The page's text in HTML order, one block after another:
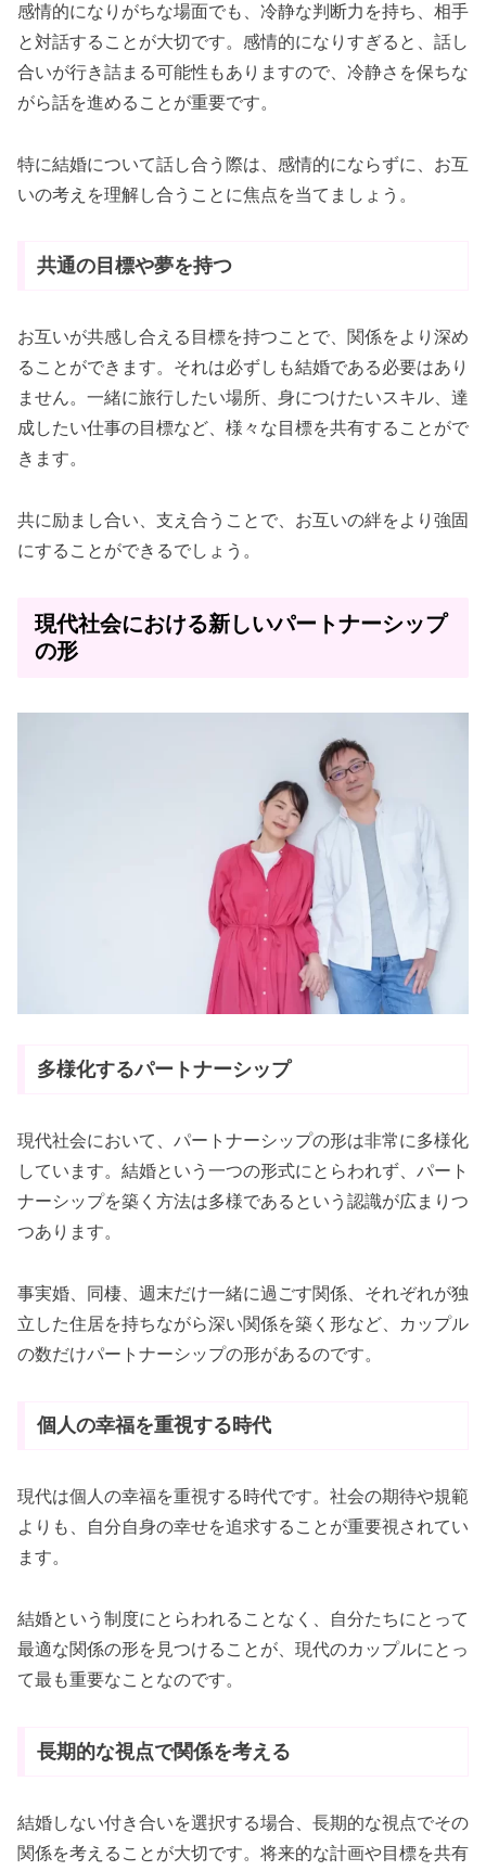
感情的になりがちな場面でも、冷静な判断力を持ち、相手
と対話することが大切です。感情的になりすぎると、話し
合いが行き詰まる可能性もありますので、冷静さを保ちな
がら話を進めることが重要です。
特に結婚について話し合う際は、感情的にならずに、お互
いの考えを理解し合うことに焦点を当てましょう。
共通の目標や夢を持つ
お互いが共感し合える目標を持つことで、関係をより深め
ることができます。それは必ずしも結婚である必要はあり
ません。一緒に旅行したい場所、身につけたいスキル、達
成したい仕事の目標など、様々な目標を共有することがで
きます。
共に励まし合い、支え合うことで、お互いの絆をより強固
にすることができるでしょう。
現代社会における新しいパートナーシップ
の形
多様化するパートナーシップ
現代社会において、パートナーシップの形は非常に多様化
しています。結婚という一つの形式にとらわれず、パート
ナーシップを築く方法は多様であるという認識が広まりつ
つあります。
事実婚、同棲、週末だけ一緒に過ごす関係、それぞれが独
立した住居を持ちながら深い関係を築く形など、カップル
の数だけパートナーシップの形があるのです。
個人の幸福を重視する時代
現代は個人の幸福を重視する時代です。社会の期待や規範
よりも、自分自身の幸せを追求することが重要視されてい
ます。
結婚という制度にとらわれることなく、自分たちにとって
最適な関係の形を見つけることが、現代のカップルにとっ
て最も重要なことなのです。
長期的な視点で関係を考える
結婚しない付き合いを選択する場合、長期的な視点でその
関係を考えることが大切です。将来的な計画や目標を共有